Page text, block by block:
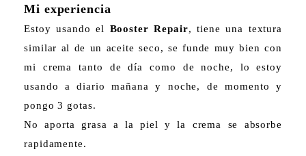
Mi experiencia
Estoy usando el Booster Repair, tiene una textura
similar al de un aceite seco, se funde muy bien con
mi crema tanto de día como de noche, lo estoy
usando a diario mañana y noche, de momento y
pongo 3 gotas.
No aporta grasa a la piel y la crema se absorbe
rapidamente.